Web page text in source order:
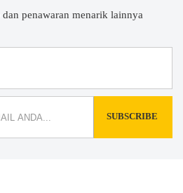
penawaran menarik lainnya
SUBSCRIBE